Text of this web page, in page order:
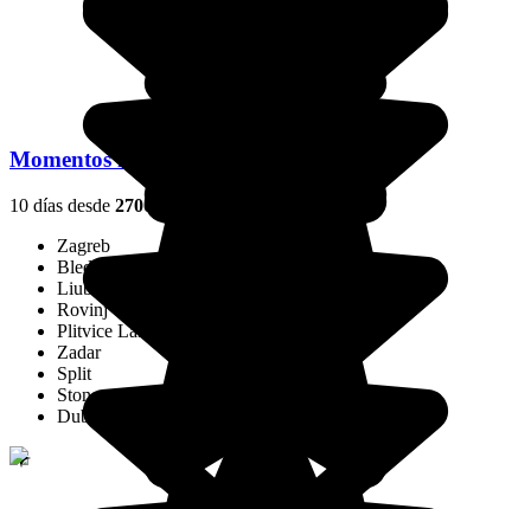
Momentos inolvidables en el Adriático
10 días desde 2700 €
Zagreb
Bled Jezero
Liubliana
Rovinj
Plitvice Lakes National Park
Zadar
Split
Ston
Dubrovnik